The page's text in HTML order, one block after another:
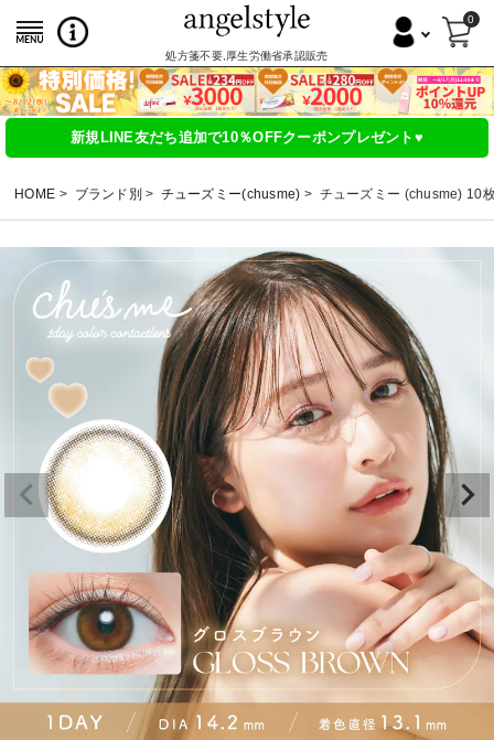
処方箋不要,厚生労働省承認販売
0
新規LINE友だち追加で10％OFFクーポンプレゼント♥
HOME ブランド別 チューズミー(chusme) チューズミー (chusme) 10